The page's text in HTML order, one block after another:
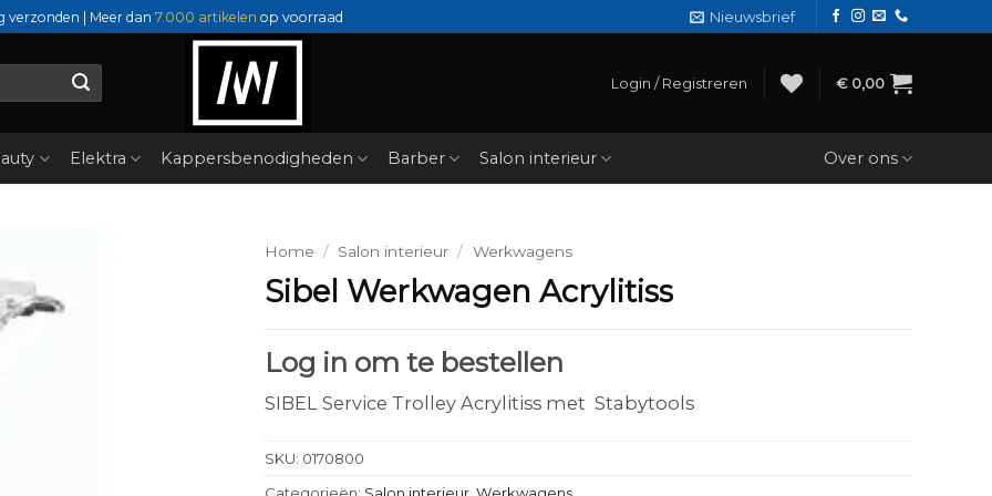
verzonden | Meer dan 7.000 artikelen op voorraad Nieuwsbrief
Login / Registreren € 0,00
Elektra Kappersbenodigheden Barber Salon interieur Over ons
Home / Salon interieur / Werkwagens
Sibel Werkwagen Acrylitiss
Log in om te bestellen
SIBEL Service Trolley Acrylitiss met Stabytools
SKU: 0170800